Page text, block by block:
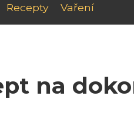
Recepty Vaření
na